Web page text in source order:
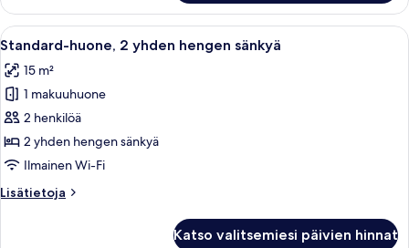
1
parisänky,
esteetön
Avaa
kaikki
huonetyypin
Standard-
huone,
2
yhden
sänkyä
Hotellihuone, jossa on parivuode,
5
Standard-huone, 2 yhden hengen sänkyä
15 m²
1 makuuhuone
2 henkilöä
2 yhden hengen sänkyä
Ilmainen Wi-Fi
Lisätietoja
Lisätietoja
Katso valitsemiesi päivien hinnat